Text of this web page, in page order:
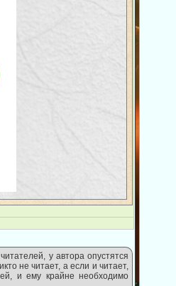
у автора опустятся
не читает, а если и читает,
и ему крайне необходимо